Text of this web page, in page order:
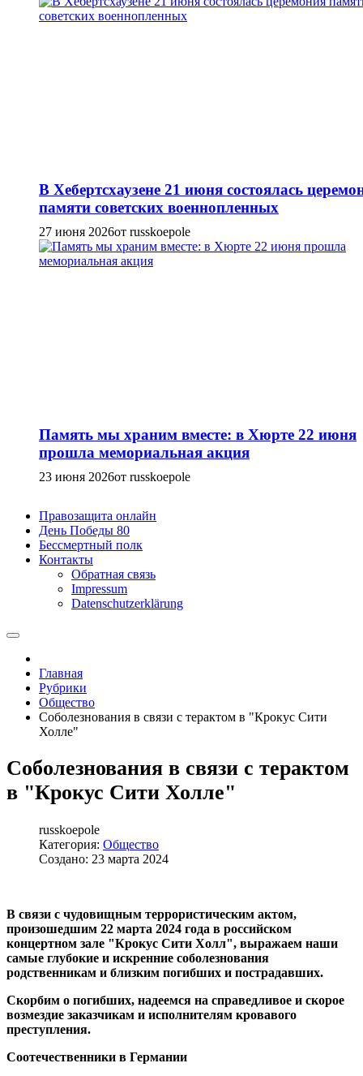
В Хебертсхаузене 21 июня состоялась
памяти советских военнопленных
27 июня 2026от russkoepole
Память мы храним вместе: в Хюрте 22 июня
прошла мемориальная акция
23 июня 2026от russkoepole
Правозащита онлайн
День Победы 80
Бессмертный полк
Контакты
Обратная связь
Impressum
Datenschutzerklärung
Главная
Рубрики
Общество
Соболезнования в связи с терактом в "Крокус Сити
Холле"
Соболезнования в связи с терактом
в "Крокус Сити Холле"
russkoepole
Категория: Общество
Создано: 23 марта 2024
В связи с чудовищным террористическим актом,
произошедшим 22 марта 2024 года в российском
концертном зале "Крокус Сити Холл", выражаем наши
самые глубокие и искренние соболезнования
родственникам и близким погибших и пострадавших.
Скорбим о погибших, надеемся на справедливое и скорое
возмездие заказчикам и исполнителям кровавого
преступления.
Соотечественники в Германии